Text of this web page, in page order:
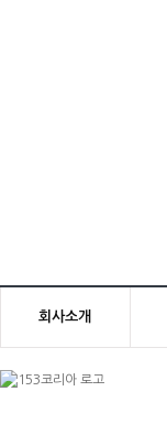
회사소개